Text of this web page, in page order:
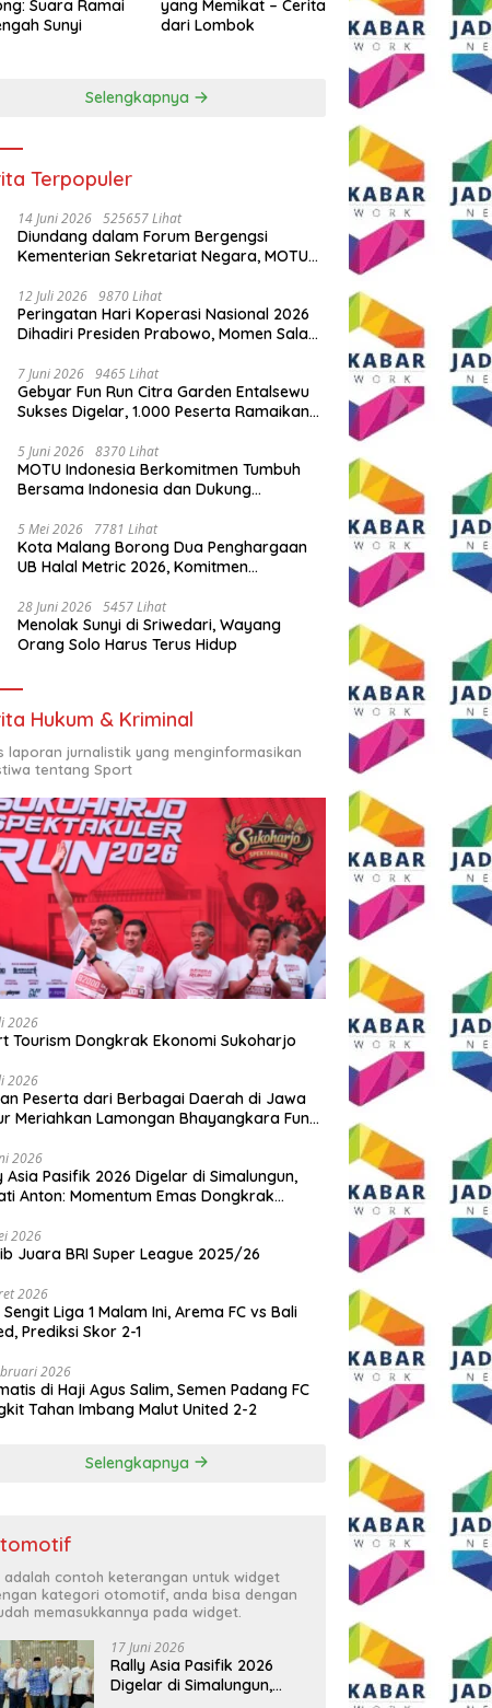
Suara Ramai
Sunyi
yang Memikat – Cerita
dari Lombok
Selengkapnya
Terpopuler
14 Juni 2026 525657 Lihat
Diundang dalam Forum Bergengsi
Kementerian Sekretariat Negara, MOTU
Indonesia
12 Juli 2026 9870 Lihat
Peringatan Hari Koperasi Nasional 2026
Dihadiri Presiden Prabowo, Momen Salam
7 Juni 2026 9465 Lihat
Gebyar Fun Run Citra Garden Entalsewu
Sukses Digelar, 1.000 Peserta Ramaikan
5 Juni 2026 8370 Lihat
MOTU Indonesia Berkomitmen Tumbuh
Bersama Indonesia dan Dukung
5 Mei 2026 7781 Lihat
Kota Malang Borong Dua Penghargaan
UB Halal Metric 2026, Komitmen
28 Juni 2026 5457 Lihat
Menolak Sunyi di Sriwedari, Wayang
Orang Solo Harus Terus Hidup
Hukum & Kriminal
laporan jurnalistik yang menginformasikan
tentang Sport
2026
Tourism Dongkrak Ekonomi Sukoharjo
2026
Peserta dari Berbagai Daerah di Jawa
Meriahkan Lamongan Bhayangkara Fun
2026
Asia Pasifik 2026 Digelar di Simalungun,
Anton: Momentum Emas Dongkrak
2026
Juara BRI Super League 2025/26
2026
Sengit Liga 1 Malam Ini, Arema FC vs Bali
Prediksi Skor 2-1
2026
di Haji Agus Salim, Semen Padang FC
Tahan Imbang Malut United 2-2
Selengkapnya
adalah contoh keterangan untuk widget
kategori otomotif, anda bisa dengan
memasukkannya pada widget.
17 Juni 2026
Rally Asia Pasifik 2026
Digelar di Simalungun,